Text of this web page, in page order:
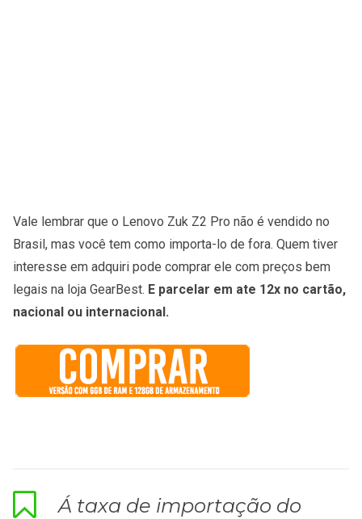
Vale lembrar que o Lenovo Zuk Z2 Pro não é vendido no
Brasil, mas você tem como importa-lo de fora. Quem tiver
interesse em adquiri pode comprar ele com preços bem
legais na loja GearBest. E parcelar em ate 12x no cartão,
nacional ou internacional.
Á taxa de importação do